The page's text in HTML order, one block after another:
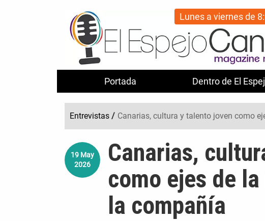
Portada Dentro de El
Lunes a viernes de
Entrevistas / Canarias, cultura y talento joven como
19 May
2026
Canarias,
como ejes de
la compañía